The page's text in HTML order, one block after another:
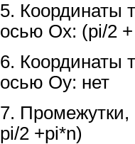
5. Координаты
осью Ох: (pi/2
6. Координаты
осью Оу: нет
7. Промежутки,
pi/2 +pi*n)